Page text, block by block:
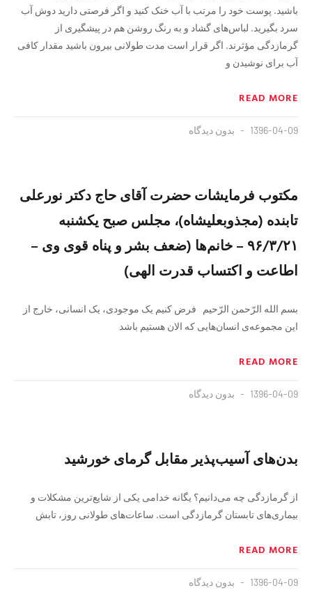
باشید. پوست خود را مرتب با آب خنک کنید و اگر فرصتی دارید دوش آب
سرد بگیرید. لباس‌های گشاد و به رنگ روشن هم در پیشگیری از
گرمازدگی مؤثرند. اگر قرار است مدت طولانی بیرون باشید مقدار کافی
آب برای نوشیدن و
READ MORE
1396-04-09 بدون دیدگاه
مکتوب فرمایشات حضرت آقای حاج دکتر نورعلی
تابنده (مجذوبعلیشاه)، مجلس صبح یکشنبه
۹۶/۳/۲۱ – خانم‌ها (ضعف بشر و پناه قوی وی –
اطاعت و اکتساب قدرت الهی)
بسم الله الرّحمن الرّحیم فرض کنیم یک موجودی، یک انسانی، خارج از
این مجموعه‌ی انسان‌هایی که الان هستیم باشد
READ MORE
1396-04-09 بدون دیدگاه
بدن‌های آسیب‌پذیر مقابل گرمای خورشید
از گرمازدگی چه می‌دانیم؟ یگانه خدامی یکی از شایع‌ترین مشکلات و
بیماری‌های تابستان گرمازدگی است. ساعات‌های طولانی روز، تابش
READ MORE
1396-04-09 بدون دیدگاه